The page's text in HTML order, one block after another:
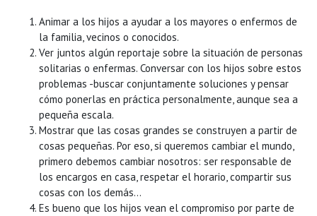
Animar a los hijos a ayudar a los mayores o enfermos de
la familia, vecinos o conocidos.
Ver juntos algún reportaje sobre la situación de personas
solitarias o enfermas. Conversar con los hijos sobre estos
problemas -buscar conjuntamente soluciones y pensar
cómo ponerlas en práctica personalmente, aunque sea a
pequeña escala.
Mostrar que las cosas grandes se construyen a partir de
cosas pequeñas. Por eso, si queremos cambiar el mundo,
primero debemos cambiar nosotros: ser responsable de
los encargos en casa, respetar el horario, compartir sus
cosas con los demás…
Es bueno que los hijos vean el compromiso por parte de